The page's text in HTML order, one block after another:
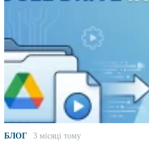
БЛОГ 3 місяці тому